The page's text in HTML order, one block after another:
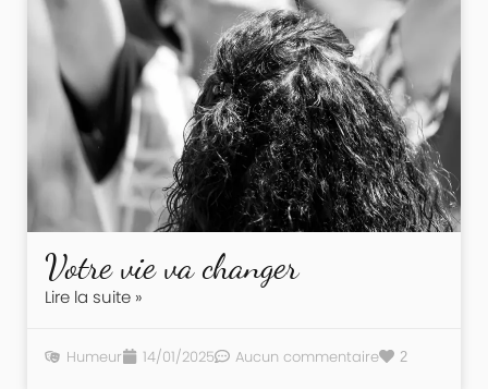
Votre vie va changer
Lire la suite »
Humeur 14/01/2025 Aucun commentaire 2